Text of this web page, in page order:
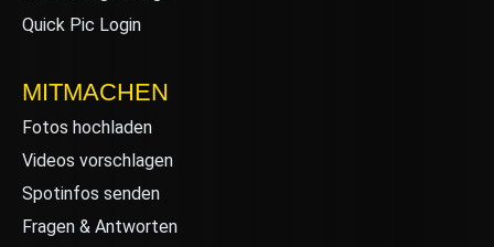
Quick Pic Login
MITMACHEN
Fotos hochladen
Videos vorschlagen
Spotinfos senden
Fragen & Antworten